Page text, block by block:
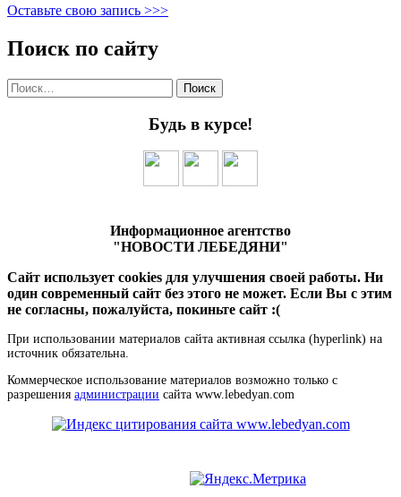
Оставьте свою запись >>>
Поиск по сайту
Найти:
Будь в курсе!
Информационное агентство
"НОВОСТИ ЛЕБЕДЯНИ"
Сайт использует cookies для улучшения своей работы. Ни
один современный сайт без этого не может. Если Вы с этим
не согласны, пожалуйста, покиньте сайт :(
При использовании материалов сайта активная ссылка (hyperlink) на
источник обязательна.
Коммерческое использование материалов возможно только с
разрешения администрации сайта www.lebedyan.com